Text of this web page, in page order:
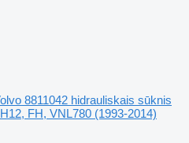
8811042 hidrauliskais sūknis
FH, VNL780 (1993-2014)